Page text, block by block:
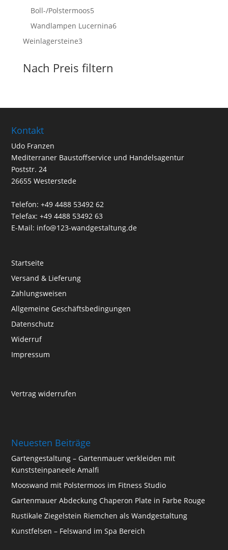
Produkte
Boll-/Polstermoos55
Produkte
Wandlampen Lucernina66
Weinlagersteine33
Nach Preis filtern
Kontakt
Udo Franzen
Mediterraner Baustoffservice und Handelsagentur
Poststr. 24
26655 Westerstede
Telefon: +49 4488 53492 62
Telefax: +49 4488 53492 63
E-Mail: info@123-wandgestaltung.de
Startseite
Versand & Lieferung
Zahlungsweisen
Allgemeine Geschäftsbedingungen
Datenschutz
Widerruf
Impressum
Vertrag widerrufen
Neuesten Beiträge
Gartengestaltung – Gartenmauer verkleiden mit
Kunststeinpaneele Amalfi
Mooswand mit Polstermoos im Fitness Studio
Gartenmauer Abdeckung Chaperon Plate in Farbe Rouge
Rustikale Ziegelstein Riemchen als Wandgestaltung
Kunstfelsen – Felswand im Spa Bereich